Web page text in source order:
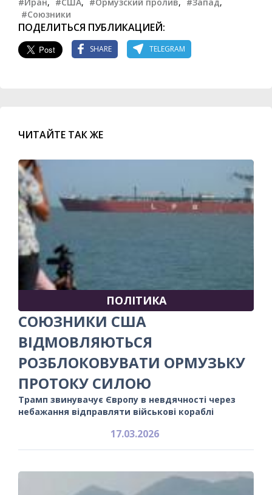
#Союзники
ПОДЕЛИТЬСЯ ПУБЛИКАЦИЕЙ:
SHARE TELEGRAM
ЧИТАЙТЕ ТАК ЖЕ
ПОЛІТИКА
СОЮЗНИКИ США
ВІДМОВЛЯЮТЬСЯ
РОЗБЛОКОВУВАТИ ОРМУЗЬКУ
ПРОТОКУ СИЛОЮ
Трамп звинувачує Європу в невдячності через
небажання відправляти військові кораблі
17.03.2026